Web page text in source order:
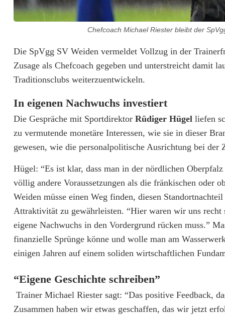
e
b
t
e
r
S
p
V
g
g
S
V
W
e
Chefcoach Michael Riester bleibt der
Die SpVgg SV Weiden vermeldet Vollzug in der
Zusage als Chefcoach gegeben und unterstreicht damit
Traditionsclubs weiterzuentwickeln.
In eigenen Nachwuchs investiert
Die Gespräche mit Sportdirektor Rüdiger Hügel liefen
zu vermutende monetäre Interessen, wie sie in dieser
gewesen, wie die personalpolitische Ausrichtung bei der
Hügel: “Es ist klar, dass man in der nördlichen
völlig andere Voraussetzungen als die fränkischen oder
Weiden müsse einen Weg finden, diesen
Attraktivität zu gewährleisten. “Hier waren wir uns
eigene Nachwuchs in den Vordergrund rücken muss.”
finanzielle Sprünge könne und wolle man am
einigen Jahren auf einem soliden wirtschaftlichen
“Eigene Geschichte schreiben”
Trainer Michael Riester sagt: “Das positive Feedback,
Zusammen haben wir etwas geschaffen, das wir jetzt